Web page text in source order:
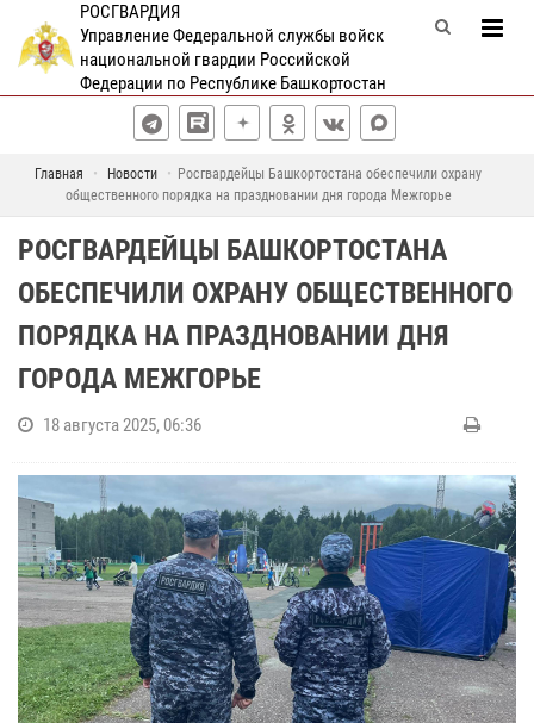
РОСГВАРДИЯ
Управление Федеральной службы войск
национальной гвардии Российской
Федерации по Республике Башкортостан
Главная Новости
Росгвардейцы Башкортостана обеспечили охрану
общественного порядка на праздновании дня города Межгорье
РОСГВАРДЕЙЦЫ БАШКОРТОСТАНА
ОБЕСПЕЧИЛИ ОХРАНУ ОБЩЕСТВЕННОГО
ПОРЯДКА НА ПРАЗДНОВАНИИ ДНЯ
ГОРОДА МЕЖГОРЬЕ
18 августа 2025, 06:36